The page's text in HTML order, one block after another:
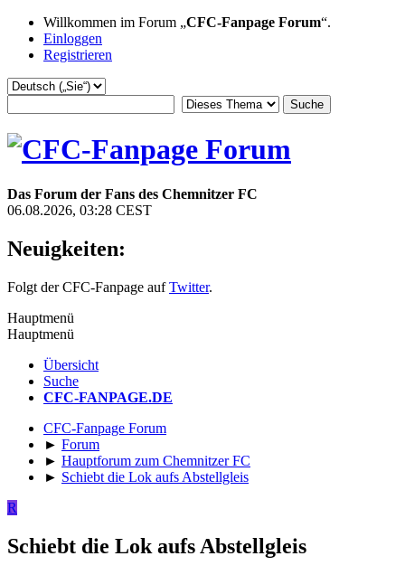
Willkommen im Forum „CFC-Fanpage Forum“.
Einloggen
Registrieren
Das Forum der Fans des Chemnitzer FC
06.08.2026, 03:28 CEST
Neuigkeiten:
Folgt der CFC-Fanpage aufTwitter.
Hauptmenü
Hauptmenü
Übersicht
Suche
CFC-FANPAGE.DE
CFC-Fanpage Forum
► Forum
► Hauptforum zum Chemnitzer FC
► Schiebt die Lok aufs Abstellgleis
R
Schiebt die Lok aufs Abstellgleis